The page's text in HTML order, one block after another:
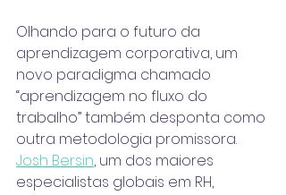
Olhando para o futuro da
aprendizagem corporativa, um
novo paradigma chamado
“aprendizagem no fluxo do
trabalho” também desponta como
outra metodologia promissora.
Josh Bersin, um dos maiores
especialistas globais em RH,